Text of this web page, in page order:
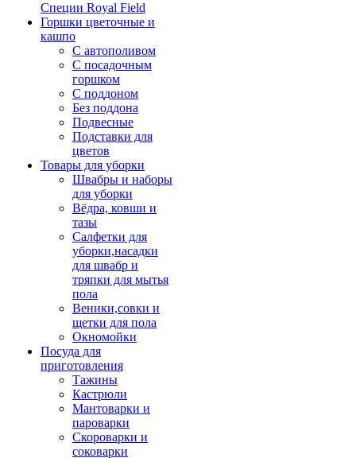
Специи Royal Field
Горшки цветочные и
кашпо
С автополивом
С посадочным
горшком
С поддоном
Без поддона
Подвесные
Подставки для
цветов
Товары для уборки
Швабры и наборы
для уборки
Вёдра, ковши и
тазы
Салфетки для
уборки,насадки
для швабр и
тряпки для мытья
пола
Веники,совки и
щетки для пола
Окномойки
Посуда для
приготовления
Тажины
Кастрюли
Мантоварки и
пароварки
Скороварки и
соковарки